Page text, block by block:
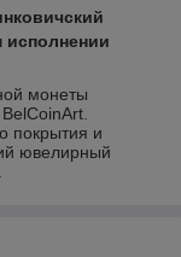
исполнении
монеты
покрытия и
ювелирный